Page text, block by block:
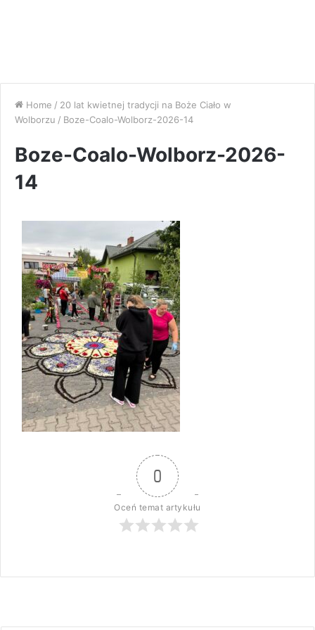
Home / 20 lat kwietnej tradycji na Boże Ciało w
Wolborzu / Boze-Coalo-Wolborz-2026-14
Boze-Coalo-Wolborz-2026-
14
0
Oceń temat artykułu